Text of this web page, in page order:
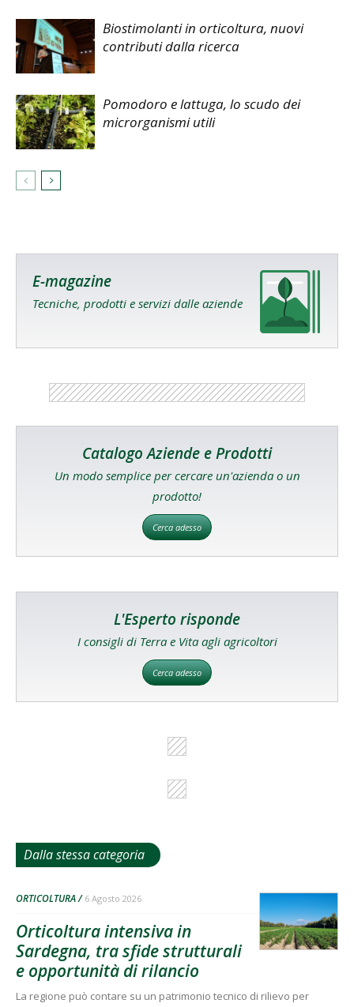
Biostimolanti in orticoltura, nuovi
contributi dalla ricerca
Pomodoro e lattuga, lo scudo dei
microrganismi utili
E-magazine
Tecniche, prodotti e servizi dalle aziende
Catalogo Aziende e Prodotti
Un modo semplice per cercare un'azienda o un
prodotto!
Cerca adesso
L'Esperto risponde
I consigli di Terra e Vita agli agricoltori
Cerca adesso
Dalla stessa categoria
ORTICOLTURA 6 Agosto 2026
Orticoltura intensiva in
Sardegna, tra sfide strutturali
e opportunità di rilancio
La regione può contare su un patrimonio tecnico di rilievo per